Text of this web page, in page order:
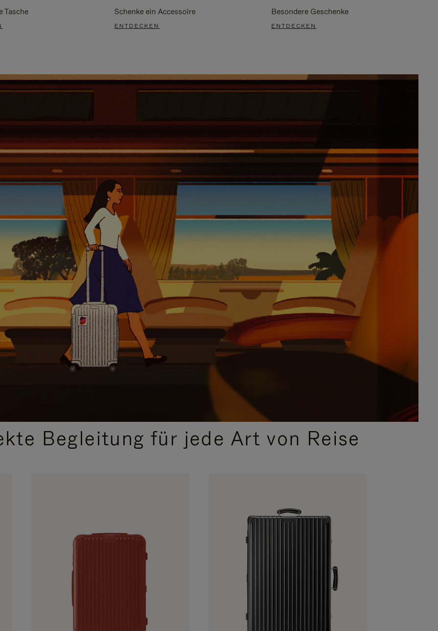
Tasche Schenke ein Accessoire
ENTDECKEN
Besondere Geschenke
ENTDECKEN
Begleitung für jede Art von Reise